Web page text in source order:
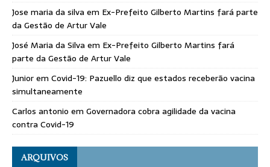
Jose maria da silva em Ex-Prefeito Gilberto Martins fará parte
da Gestão de Artur Vale
José Maria da Silva em Ex-Prefeito Gilberto Martins fará
parte da Gestão de Artur Vale
Juniorem Covid-19: Pazuello diz que estados receberão vacina
simultaneamente
Carlos antonio em Governadora cobra agilidade da vacina
contra Covid-19
ARQUIVOS